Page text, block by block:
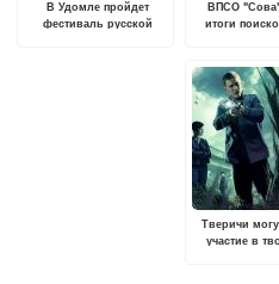
В Удомле пройдет
фестиваль русской
ВПСО
итоги
Тверичи
участие в